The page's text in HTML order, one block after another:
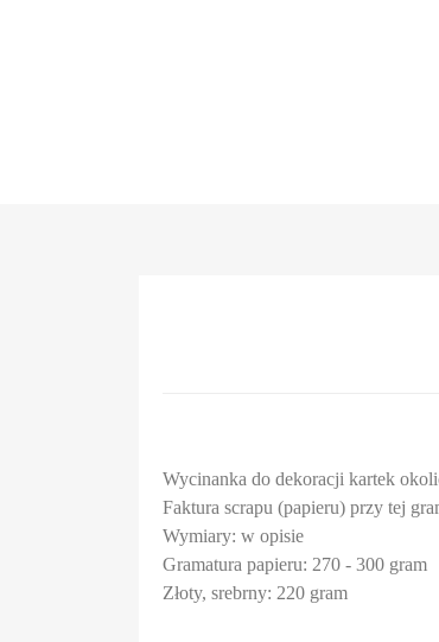
Wycinanka do dekoracji kartek
Faktura scrapu (papieru) przy tej
Wymiary: w opisie
Gramatura papieru: 270 - 300 gram
Złoty, srebrny: 220 gram